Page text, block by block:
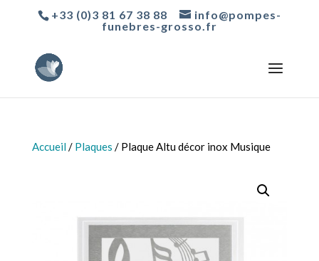
+33 (0)3 81 67 38 88
info@pompes-
funebres-grosso.fr
Accueil/ Plaques / Plaque Altu décor inox Musique